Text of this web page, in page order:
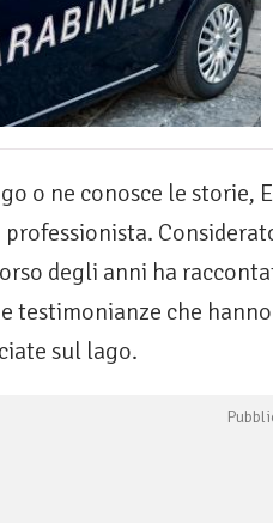
o ne conosce le
degli anni ha
testimonianze che
sul lago.